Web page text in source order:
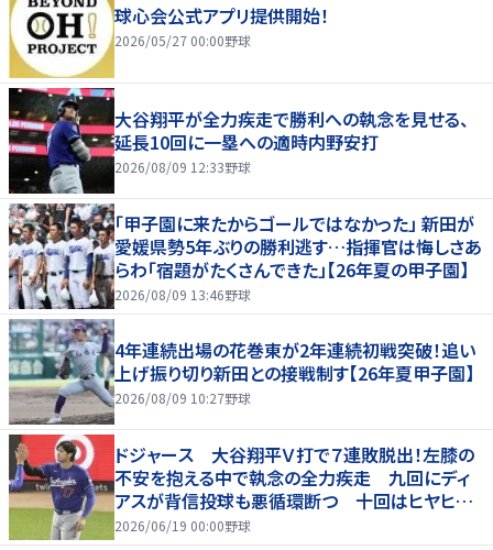
球心会公式アプリ提供開始！
2026/05/27 00:00野球
大谷翔平が全力疾走で勝利への執念を見せる、
延長10回に一塁への適時内野安打
2026/08/09 12:33野球
「甲子園に来たからゴールではなかった」 新田が
愛媛県勢5年ぶりの勝利逃す…指揮官は悔しさあ
らわ「宿題がたくさんできた」【26年夏の甲子園】
2026/08/09 13:46野球
4年連続出場の花巻東が2年連続初戦突破！追い
上げ振り切り新田との接戦制す【26年夏甲子園】
2026/08/09 10:27野球
ドジャース 大谷翔平Ｖ打で７連敗脱出！左膝の
不安を抱える中で執念の全力疾走 九回にディ
アスが背信投球も悪循環断つ 十回はヒヤヒヤ
もリード守る
2026/06/19 00:00野球